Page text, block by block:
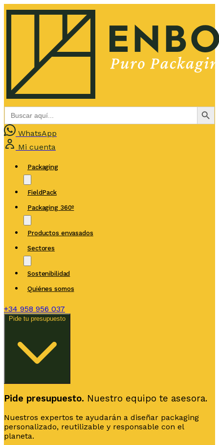
Buscar: Botón de
WhatsApp
Mi cuenta
Packaging
FieldPack
Packaging 360º
Productos envasados
Sectores
Sostenibilidad
Quiénes somos
+34 958 956 037
Pide tu presupuesto
Pide presupuesto. Nuestro equipo te asesora.
Nuestros expertos te ayudarán a diseñar packaging
personalizado, reutilizable y responsable con el
planeta.